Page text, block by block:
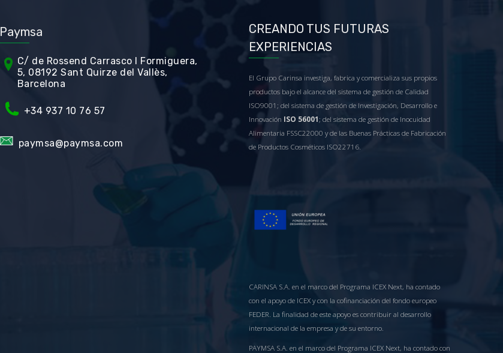
Paymsa
C/ de Rossend Carrasco I Formiguera,
5, 08192 Sant Quirze del Vallès,
Barcelona
+34 937 10 76 57
paymsa@paymsa.com
CREANDO TUS FUTURAS
EXPERIENCIAS
El Grupo Carinsa investiga, fabrica y comercializa sus propios
productos bajo el alcance del sistema de gestión de Calidad
ISO9001; del sistema de gestión de Investigación, Desarrollo e
Innovación ISO 56001 ; del sistema de gestión de Inocuidad
Alimentaria FSSC22000 y de las Buenas Prácticas de Fabricación
de Productos Cosméticos ISO22716.
CARINSA S.A. en el marco del Programa ICEX Next, ha contado
con el apoyo de ICEX y con la cofinanciación del fondo europeo
FEDER. La finalidad de este apoyo es contribuir al desarrollo
internacional de la empresa y de su entorno.
PAYMSA S.A. en el marco del Programa ICEX Next, ha contado con